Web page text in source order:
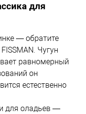
для
— обратите
Чугун
равномерный
он
естественно
для оладьев —